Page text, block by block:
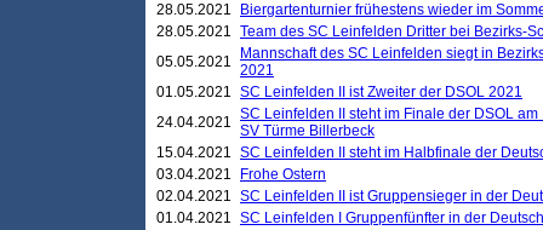
28.05.2021
Biergartenturnier frühestens wieder im
28.05.2021 Team des SC Leinfelden Dritter bei Bezirks-
05.05.2021
Mannschaft des SC Leinfelden siegt in
2021
01.05.2021 SC Leinfelden II ist Zweiter der DSOL 2021
24.04.2021 SC Leinfelden II steht im Finale der DSOL
SV Türme Billerbeck
15.04.2021 SC Leinfelden II steht im Halbfinale der
03.04.2021
Frohe Ostern
02.04.2021 SC Leinfelden II ist Gruppensieger in der
01.04.2021 SC Leinfelden I Gruppenfünfter in der